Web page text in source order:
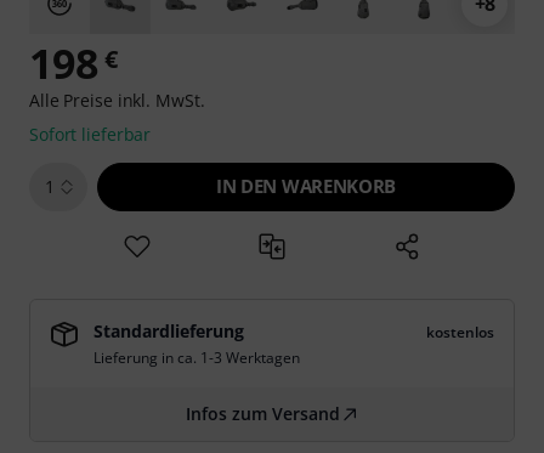
198 €
Alle Preise inkl. MwSt.
Sofort lieferbar
1 IN DEN WARENKORB
Standardlieferung
kostenlos
Lieferung in ca. 1-3 Werktagen
Infos zum Versand